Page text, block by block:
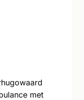
met